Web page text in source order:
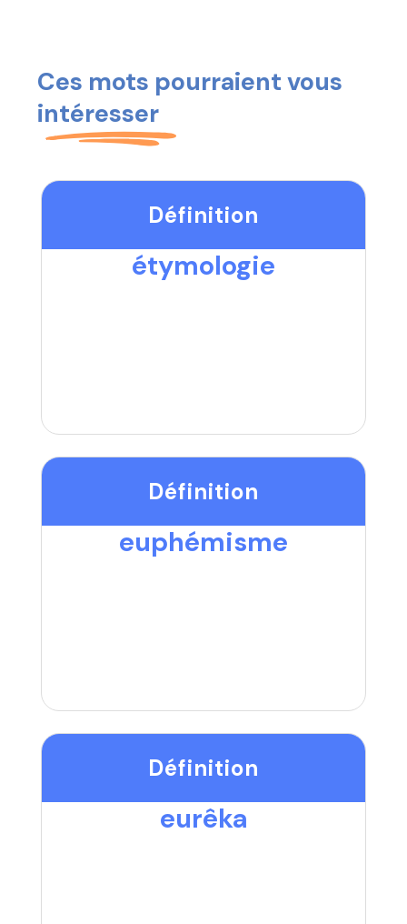
Ces mots pourraient vous
intéresser
Définition
étymologie
Définition
euphémisme
Définition
eurêka